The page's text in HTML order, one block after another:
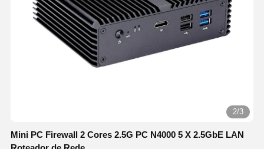
2/3
Mini PC Firewall 2 Cores 2.5G PC N4000 5 X 2.5GbE LAN